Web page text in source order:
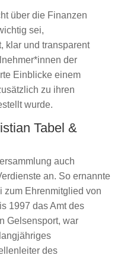
über die Finanzen
sei,
klar und transparent
der
Einblicke einem
zu ihren
wurde.
Tabel &
auch
an. So ernannte
zum Ehrenmitglied von
1997 das Amt des
Gelsensport, war
des